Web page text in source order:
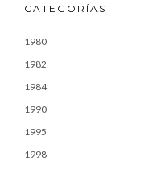
CATEGORÍAS
1980
1982
1984
1990
1995
1998